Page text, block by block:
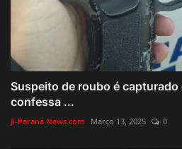
Suspeito de roubo é
confessa ...
Ji-Paraná News.com Março 13, 2025 0